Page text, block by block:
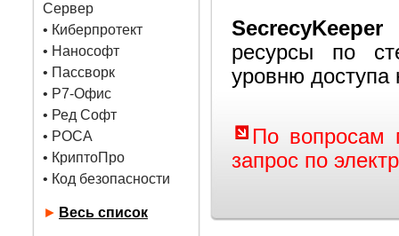
Сервер
• Киберпротект
• Нанософт
• Пассворк
• Р7-Офис
• Ред Софт
• РОСА
• КриптоПро
• Код безопасности
► Весь список
SecrecyKeeper
ресурсы по
уровню
По вопросам
запрос по